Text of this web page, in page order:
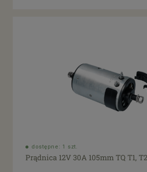
dostępne: 1 szt.
Prądnica 12V 30A 105mm TQ T1,